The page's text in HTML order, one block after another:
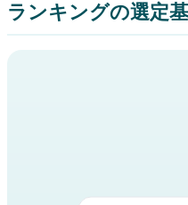
ランキングの選定